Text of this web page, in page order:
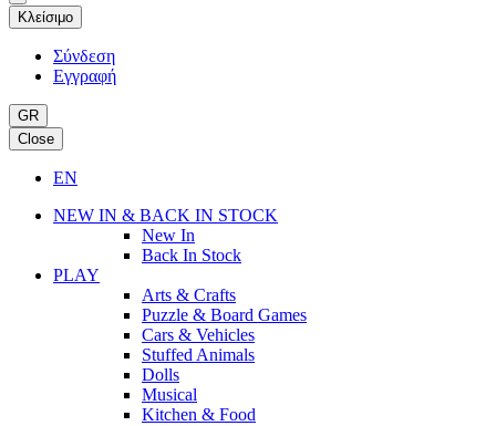
Κλείσιμο
Σύνδεση
Εγγραφή
GR
Close
EN
NEW IN & BACK IN STOCK
New In
Back In Stock
PLAY
Arts & Crafts
Puzzle & Board Games
Cars & Vehicles
Stuffed Animals
Dolls
Musical
Kitchen & Food